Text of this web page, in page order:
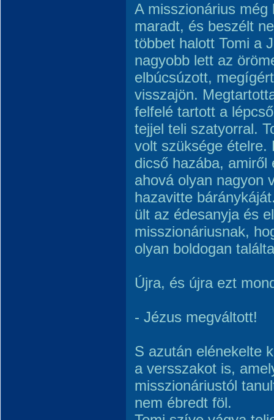
A misszionárius
maradt, és beszélt
többet halott Tomi a
nagyobb lett az
elbúcsúzott,
visszajön.
felfelé tartott a
tejjel teli szatyorral.
volt szüksége ételre.
dicső hazába,
ahová olyan nagyon
hazavitte
ült az édesanyja és
misszionáriusnak,
olyan boldogan
Újra, és újra ezt
- Jézus megváltott!
S azután elénekelte
a versszakot is,
misszionáriustól
nem ébredt föl.